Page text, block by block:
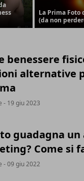
La Prima Foto
(da non
benessere
alternative
- 19 giu 2023
guadagna
Come si
- 09 giu 2022